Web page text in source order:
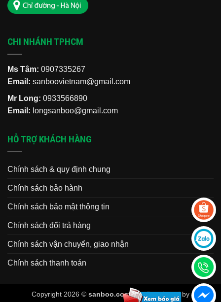
CHI NHÁNH TPHCM
Ms Tâm: 0907335267
Email: sanboovietnam@gmail.com
Mr Long: 0933566890
Email: longsanboo@gmail.com
HỖ TRỢ KHÁCH HÀNG
Chính sách & quy định chung
Chính sách bảo hành
Chính sách bảo mật thông tin
Chính sách đổi trả hàng
Chính sách vận chuyển, giao nhận
Chính sách thanh toán
Copyright 2026 © sanboo.com.vn. Developed by